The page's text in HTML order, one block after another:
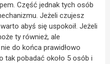
Część jednak tych osób
Jeżeli czujesz
abyś się uspokoił. Jeżeli
ty również, ale
do końca prawidłowo
tak pobadać około 5 osób i